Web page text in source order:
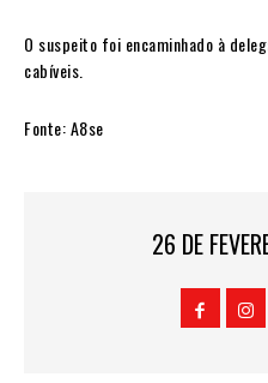
O suspeito foi encaminhado à
cabíveis.
Fonte: A8se
26 DE